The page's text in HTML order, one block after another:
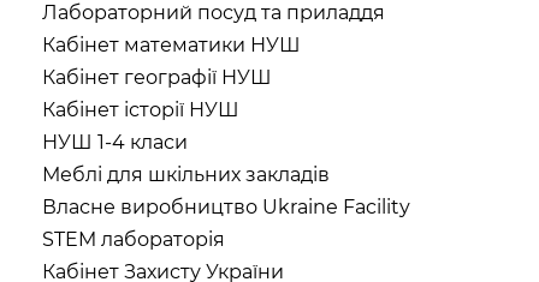
Лабораторний посуд та приладдя
Кабінет математики НУШ
Кабінет географії НУШ
Кабінет історії НУШ
НУШ 1-4 класи
Меблі для шкільних закладів
Власне виробництво Ukraine Facility
STEM лабораторія
Кабінет Захисту України